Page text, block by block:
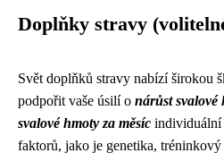
Doplňky stravy
Svět doplňků stravy nabízí širokou
podpořit vaše úsilí o nárůst svalové
svalové hmoty za měsíc individuální
faktorů, jako je genetika, tréninkový